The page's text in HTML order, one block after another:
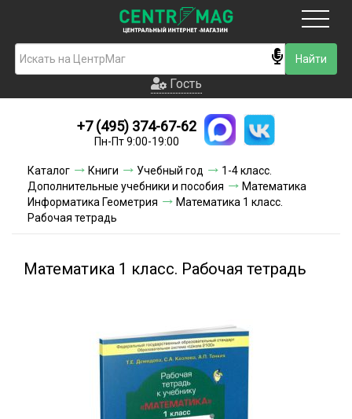
Гость
Новинки
Условия доставки
Условия оплаты
Акции и скидки
Гость
+7 (495) 374-67-62
Пн-Пт 9:00-19:00
Каталог Книги Учебный год
1-4 класс.
Дополнительные учебники и пособия
Математика
Информатика Геометрия
Математика 1 класс.
Рабочая тетрадь
Математика 1 класс. Рабочая тетрадь